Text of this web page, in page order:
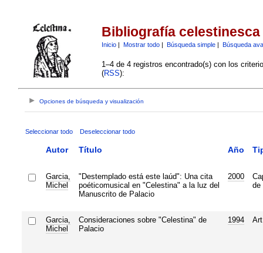
Bibliografía celestinesca
Inicio| Mostrar todo| Búsqueda simple| Búsqueda
1–4 de 4 registros encontrado(s) con los
(RSS):
Opciones de búsqueda y visualización
Seleccionar todo Deseleccionar todo
Autor Título Año
Garcia,
Michel
"Destemplado está este laúd": Una cita
poéticomusical en "Celestina" a la luz del
Manuscrito de Palacio
2000
de
Garcia,
Michel
Consideraciones sobre "Celestina" de
Palacio
1994